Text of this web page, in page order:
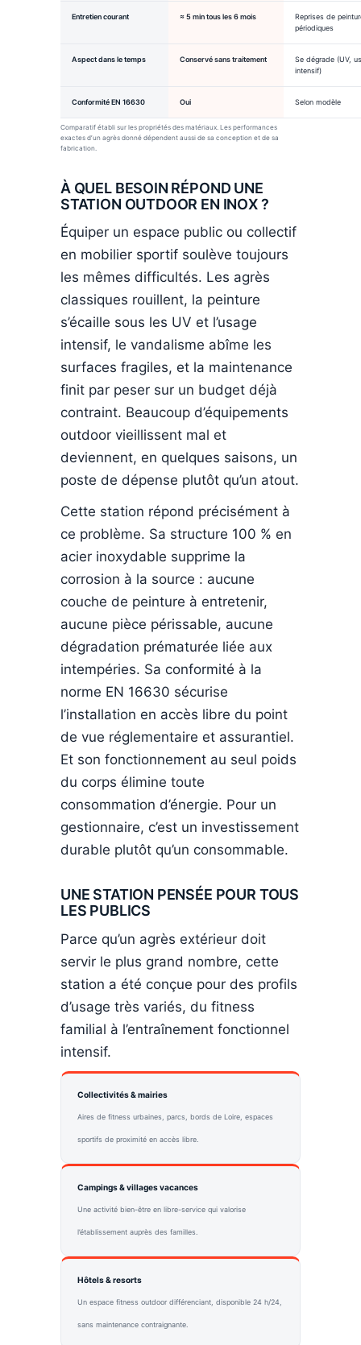
Entretien courant ≈ 5 min tous les 6 mois
Reprises de
périodiques
Aspect dans le temps Conservé sans traitement
Se dégrade (UV,
intensif)
Conformité EN 16630 Oui Selon modèle
Comparatif établi sur les propriétés des matériaux. Les performances
exactes d’un agrès donné dépendent aussi de sa conception et de sa
fabrication.
À QUEL BESOIN RÉPOND UNE
STATION OUTDOOR EN INOX ?
Équiper un espace public ou collectif
en mobilier sportif soulève toujours
les mêmes difficultés. Les agrès
classiques rouillent, la peinture
s’écaille sous les UV et l’usage
intensif, le vandalisme abîme les
surfaces fragiles, et la maintenance
finit par peser sur un budget déjà
contraint. Beaucoup d’équipements
outdoor vieillissent mal et
deviennent, en quelques saisons, un
poste de dépense plutôt qu’un atout.
Cette station répond précisément à
ce problème. Sa structure 100 % en
acier inoxydable supprime la
corrosion à la source : aucune
couche de peinture à entretenir,
aucune pièce périssable, aucune
dégradation prématurée liée aux
intempéries. Sa conformité à la
norme EN 16630 sécurise
l’installation en accès libre du point
de vue réglementaire et assurantiel.
Et son fonctionnement au seul poids
du corps élimine toute
consommation d’énergie. Pour un
gestionnaire, c’est un investissement
durable plutôt qu’un consommable.
UNE STATION PENSÉE POUR TOUS
LES PUBLICS
Parce qu’un agrès extérieur doit
servir le plus grand nombre, cette
station a été conçue pour des profils
d’usage très variés, du fitness
familial à l’entraînement fonctionnel
intensif.
Collectivités & mairies
Aires de fitness urbaines, parcs, bords de Loire, espaces
sportifs de proximité en accès libre.
Campings & villages vacances
Une activité bien-être en libre-service qui valorise
l’établissement auprès des familles.
Hôtels & resorts
Un espace fitness outdoor différenciant, disponible 24 h/24,
sans maintenance contraignante.